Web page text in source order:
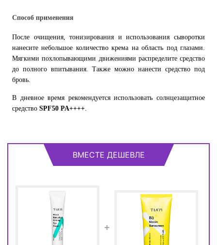
Способ применения
После очищения, тонизирования и использования сыворотки
нанесите небольшое количество крема на область под глазами.
Мягкими похлопывающими движениями распределите средство
до полного впитывания. Также можно нанести средство под
бровь.
В дневное время рекомендуется использовать солнцезащитное
средство SPF50 PA++++.
ВМЕСТЕ ДЕШЕВЛЕ
+